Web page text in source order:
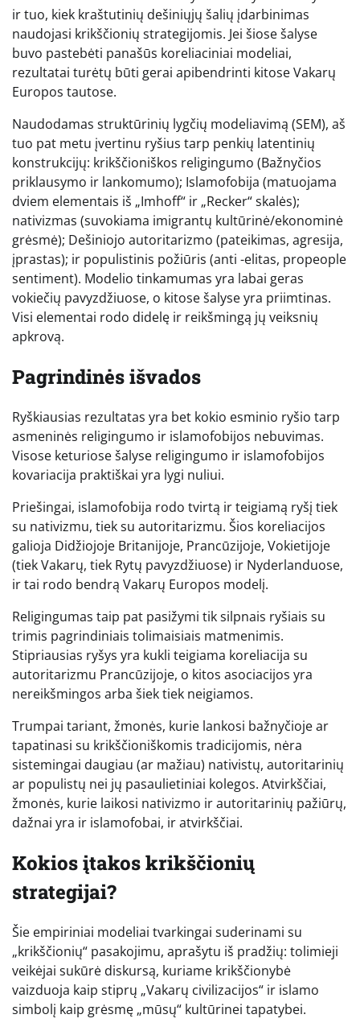
ir tuo, kiek kraštutinių dešiniųjų šalių įdarbinimas
naudojasi krikščionių strategijomis. Jei šiose šalyse
buvo pastebėti panašūs koreliaciniai modeliai,
rezultatai turėtų būti gerai apibendrinti kitose Vakarų
Europos tautose.
Naudodamas struktūrinių lygčių modeliavimą (SEM), aš
tuo pat metu įvertinu ryšius tarp penkių latentinių
konstrukcijų: krikščioniškos religingumo (Bažnyčios
priklausymo ir lankomumo); Islamofobija (matuojama
dviem elementais iš „Imhoff“ ir „Recker“ skalės);
nativizmas (suvokiama imigrantų kultūrinė/ekonominė
grėsmė); Dešiniojo autoritarizmo (pateikimas, agresija,
įprastas); ir populistinis požiūris (anti -elitas, propeople
sentiment). Modelio tinkamumas yra labai geras
vokiečių pavyzdžiuose, o kitose šalyse yra priimtinas.
Visi elementai rodo didelę ir reikšmingą jų veiksnių
apkrovą.
Pagrindinės išvados
Ryškiausias rezultatas yra bet kokio esminio ryšio tarp
asmeninės religingumo ir islamofobijos nebuvimas.
Visose keturiose šalyse religingumo ir islamofobijos
kovariacija praktiškai yra lygi nuliui.
Priešingai, islamofobija rodo tvirtą ir teigiamą ryšį tiek
su nativizmu, tiek su autoritarizmu. Šios koreliacijos
galioja Didžiojoje Britanijoje, Prancūzijoje, Vokietijoje
(tiek Vakarų, tiek Rytų pavyzdžiuose) ir Nyderlanduose,
ir tai rodo bendrą Vakarų Europos modelį.
Religingumas taip pat pasižymi tik silpnais ryšiais su
trimis pagrindiniais tolimaisiais matmenimis.
Stipriausias ryšys yra kukli teigiama koreliacija su
autoritarizmu Prancūzijoje, o kitos asociacijos yra
nereikšmingos arba šiek tiek neigiamos.
Trumpai tariant, žmonės, kurie lankosi bažnyčioje ar
tapatinasi su krikščioniškomis tradicijomis, nėra
sistemingai daugiau (ar mažiau) nativistų, autoritarinių
ar populistų nei jų pasaulietiniai kolegos. Atvirkščiai,
žmonės, kurie laikosi nativizmo ir autoritarinių pažiūrų,
dažnai yra ir islamofobai, ir atvirkščiai.
Kokios įtakos krikščionių
strategijai?
Šie empiriniai modeliai tvarkingai suderinami su
„krikščionių“ pasakojimu, aprašytu iš pradžių: tolimieji
veikėjai sukūrė diskursą, kuriame krikščionybė
vaizduoja kaip stiprų „Vakarų civilizacijos“ ir islamo
simbolį kaip grėsmę „mūsų“ kultūrinei tapatybei.